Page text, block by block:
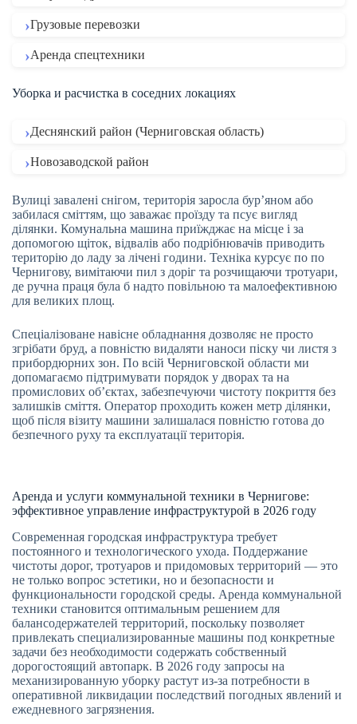
Грузовые перевозки
Аренда спецтехники
Уборка и расчистка в соседних локациях
Деснянский район (Черниговская область)
Новозаводской район
Вулиці завалені снігом, територія заросла бур’яном або
забилася сміттям, що заважає проїзду та псує вигляд
ділянки. Комунальна машина приїжджає на місце і за
допомогою щіток, відвалів або подрібнювачів приводить
територію до ладу за лічені години. Техніка курсує по по
Чернигову, вимітаючи пил з доріг та розчищаючи тротуари,
де ручна праця була б надто повільною та малоефективною
для великих площ.
Спеціалізоване навісне обладнання дозволяє не просто
згрібати бруд, а повністю видаляти наноси піску чи листя з
прибордюрних зон. По всій Черниговской области ми
допомагаємо підтримувати порядок у дворах та на
промислових об’єктах, забезпечуючи чистоту покриття без
залишків сміття. Оператор проходить кожен метр ділянки,
щоб після візиту машини залишалася повністю готова до
безпечного руху та експлуатації територія.
Аренда и услуги коммунальной техники в Чернигове:
эффективное управление инфраструктурой в 2026 году
Современная городская инфраструктура требует
постоянного и технологического ухода. Поддержание
чистоты дорог, тротуаров и придомовых территорий — это
не только вопрос эстетики, но и безопасности и
функциональности городской среды. Аренда коммунальной
техники становится оптимальным решением для
балансодержателей территорий, поскольку позволяет
привлекать специализированные машины под конкретные
задачи без необходимости содержать собственный
дорогостоящий автопарк. В 2026 году запросы на
механизированную уборку растут из-за потребности в
оперативной ликвидации последствий погодных явлений и
ежедневного загрязнения.